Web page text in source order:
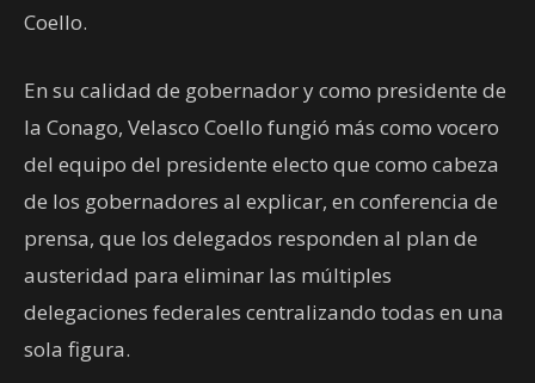
Coello.
En su calidad de gobernador y como presidente de
la Conago, Velasco Coello fungió más como vocero
del equipo del presidente electo que como cabeza
de los gobernadores al explicar, en conferencia de
prensa, que los delegados responden al plan de
austeridad para eliminar las múltiples
delegaciones federales centralizando todas en una
sola figura.